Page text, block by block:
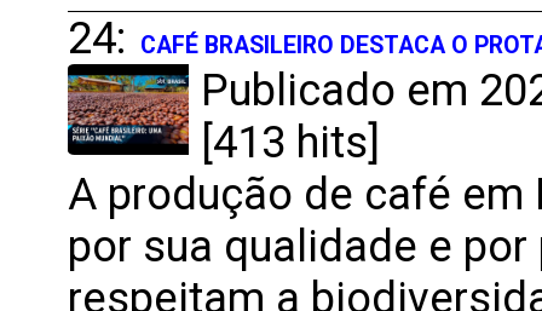
24:
CAFÉ BRASILEIRO DESTACA O
Publicado em
[413 hits]
A produção de café
por sua qualidade e
respeitam a